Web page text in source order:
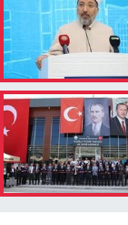
Yaşam
Yayla
Yemek
Yerel